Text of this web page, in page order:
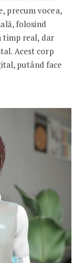
precum vocea,
folosind
timp real, dar
Acest corp
putând face